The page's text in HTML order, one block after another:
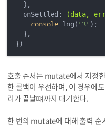
  },
  onSettled:
(data,
console.log( '3' );
  },
호출 순서는 mutate에서 지정
한 콜백이 우선하며, 이 경우에
리가 끝날떄까지 대기한다.
한 번의 mutate에 대해 출력